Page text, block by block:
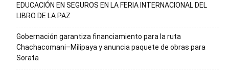
EDUCACIÓN EN SEGUROS EN LA FERIA INTERNACIONAL DEL
LIBRO DE LA PAZ
Gobernación garantiza financiamiento para la ruta
Chachacomani–Milipaya y anuncia paquete de obras para
Sorata